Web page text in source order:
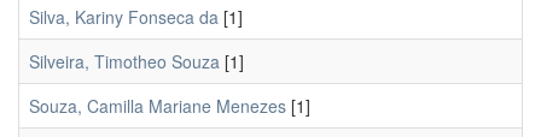
Silva, Kariny Fonseca da [1]
Silveira, Timotheo Souza [1]
Souza, Camilla Mariane Menezes [1]